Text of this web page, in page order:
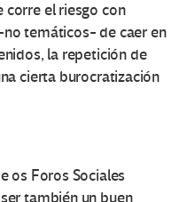
corre el riesgo con
temáticos- de caer en
la repetición de
cierta burocratización
os Foros Sociales